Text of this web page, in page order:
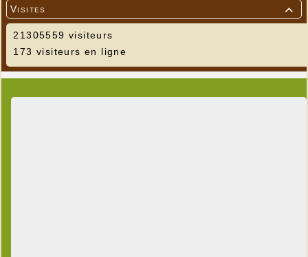

Visites
21305559 visiteurs
173 visiteurs en ligne